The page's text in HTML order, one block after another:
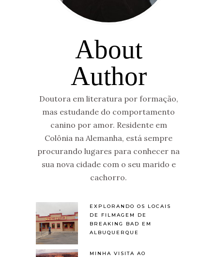
About
Author
Doutora em literatura por formação,
mas estudande do comportamento
canino por amor. Residente em
Colônia na Alemanha, está sempre
procurando lugares para conhecer na
sua nova cidade com o seu marido e
cachorro.
EXPLORANDO OS LOCAIS
DE FILMAGEM DE
BREAKING BAD EM
ALBUQUERQUE
MINHA VISITA AO